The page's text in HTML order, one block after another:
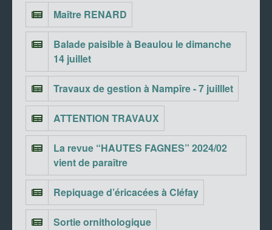
Maître RENARD
Balade paisible à Beaulou le dimanche
14 juillet
Travaux de gestion à Nampîre - 7 juilllet
ATTENTION TRAVAUX
La revue “HAUTES FAGNES” 2024/02
vient de paraître
Repiquage d’éricacées à Cléfay
Sortie ornithologique